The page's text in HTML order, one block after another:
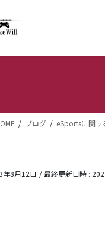
ブログ eSportsに関す
年8月12日 / 最終更新日時 :